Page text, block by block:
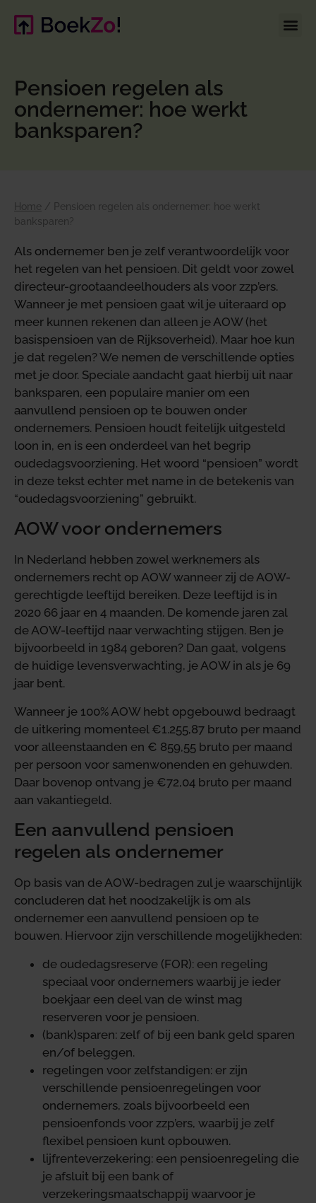
Pensioen regelen als
ondernemer: hoe werkt
banksparen?
Home / Pensioen regelen als ondernemer: hoe werkt
banksparen?
Als ondernemer ben je zelf verantwoordelijk voor
het regelen van het pensioen. Dit geldt voor zowel
directeur-grootaandeelhouders als voor zzp’ers.
Wanneer je met pensioen gaat wil je uiteraard op
meer kunnen rekenen dan alleen je AOW (het
basispensioen van de Rijksoverheid). Maar hoe kun
je dat regelen? We nemen de verschillende opties
met je door. Speciale aandacht gaat hierbij uit naar
banksparen, een populaire manier om een
aanvullend pensioen op te bouwen onder
ondernemers. Pensioen houdt feitelijk uitgesteld
loon in, en is een onderdeel van het begrip
oudedagsvoorziening. Het woord “pensioen” wordt
in deze tekst echter met name in de betekenis van
“oudedagsvoorziening” gebruikt.
AOW voor ondernemers
In Nederland hebben zowel werknemers als
ondernemers recht op AOW wanneer zij de AOW-
gerechtigde leeftijd bereiken. Deze leeftijd is in
2020 66 jaar en 4 maanden. De komende jaren zal
de AOW-leeftijd naar verwachting stijgen. Ben je
bijvoorbeeld in 1984 geboren? Dan gaat, volgens
de huidige levensverwachting, je AOW in als je 69
jaar bent.
Wanneer je 100% AOW hebt opgebouwd bedraagt
de uitkering momenteel €1.255,87 bruto per maand
voor alleenstaanden en € 859,55 bruto per maand
per persoon voor samenwonenden en gehuwden.
Daar bovenop ontvang je €72,04 bruto per maand
aan vakantiegeld.
Een aanvullend pensioen
regelen als ondernemer
Op basis van de AOW-bedragen zul je waarschijnlijk
concluderen dat het noodzakelijk is om als
ondernemer een aanvullend pensioen op te
bouwen. Hiervoor zijn verschillende mogelijkheden:
de oudedagsreserve (FOR): een regeling
speciaal voor ondernemers waarbij je ieder
boekjaar een deel van de winst mag
reserveren voor je pensioen.
(bank)sparen: zelf of bij een bank geld sparen
en/of beleggen.
regelingen voor zelfstandigen: er zijn
verschillende pensioenregelingen voor
ondernemers, zoals bijvoorbeeld een
pensioenfonds voor zzp’ers, waarbij je zelf
flexibel pensioen kunt opbouwen.
lijfrenteverzekering: een pensioenregeling die
je afsluit bij een bank of
verzekeringsmaatschappij waarvoor je